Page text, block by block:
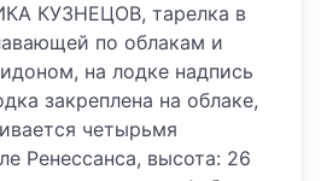
КУЗНЕЦОВ, тарелка в
по облакам и
на лодке надпись
закреплена на облаке,
четырьмя
Ренессанса, высота: 26